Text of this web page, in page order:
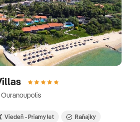
Ouranoupolis
Viedeň - Priamy let
Raňajky